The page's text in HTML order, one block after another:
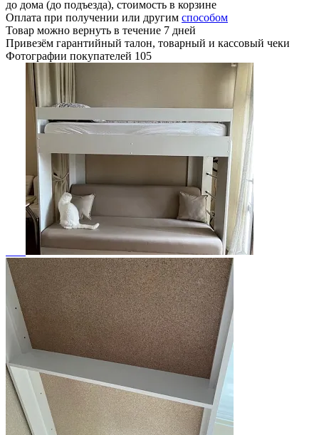
Добавить в избранное
Добавить к сравнению
Быстрый заказ
Поделиться
Позвоните нам
8(800) 775-89-19
Оставьте аудио-отзыв в
Оставьте аудио-отзыв в
Доставка по городу
до дома (до подъезда), стоимостьв корзине
Оплата при получении или другим
способом
Товар можно вернуть в течение 7 дней
Привезём гарантийный талон, товарный и кассовый чеки
Фотографии покупателей